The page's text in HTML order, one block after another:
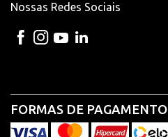
Nossas Redes Sociais
FORMAS DE PAGAMENTO